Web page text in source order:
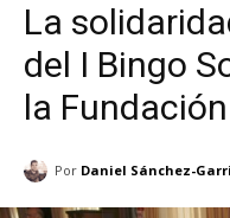
La
del I Bingo
la
Por Daniel Sánchez-